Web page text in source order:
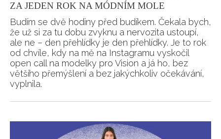
ZA JEDEN ROK NA MÓDNÍM MOLE
Budím se dvě hodiny před budíkem. Čekala bych,
že už si za tu dobu zvyknu a nervozita ustoupí,
ale ne – den přehlídky je den přehlídky. Je to rok
od chvíle, kdy na mě na Instagramu vyskočil
open call na modelky pro Vision a já ho, bez
většího přemýšlení a bez jakýchkoliv očekávání,
vyplnila.